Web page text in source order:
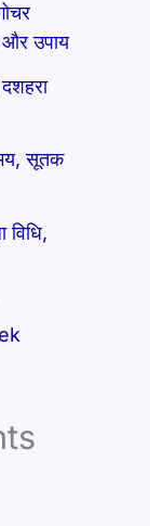
और उपाय
सूतक